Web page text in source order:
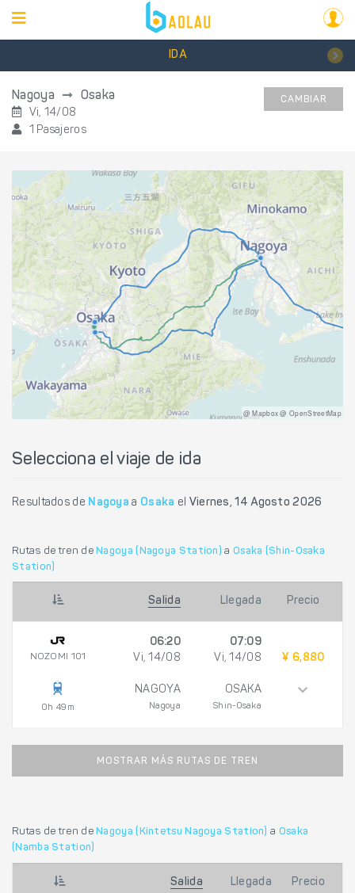
IDA
Nagoya Osaka
Vi, 14/08
1 Pasajeros
CAMBIAR
@ Mapbox @ OpenStreetMap
Selecciona el viaje de ida
Resultados de Nagoya a Osaka el Viernes, 14 Agosto 2026
Rutas de tren de Nagoya (Nagoya Station) a Osaka (Shin-Osaka
Station)
Salida Llegada Precio
NOZOMI 101
0h 49m
06:20
Vi, 14/08
NAGOYA
Nagoya
07:09
Vi, 14/08
OSAKA
Shin-Osaka
¥ 6,880
MOSTRAR MÁS RUTAS DE TREN
Rutas de tren de Nagoya (Kintetsu Nagoya Station) a Osaka
(Namba Station)
Salida Llegada Precio